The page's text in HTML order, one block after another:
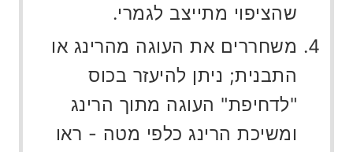
שהציפוי מתייצב לגמרי.
משחררים את העוגה מהרינג או
התבנית; ניתן להיעזר בכוס
"לדחיפת" העוגה מתוך הרינג
ומשיכת הרינג כלפי מטה - ראו